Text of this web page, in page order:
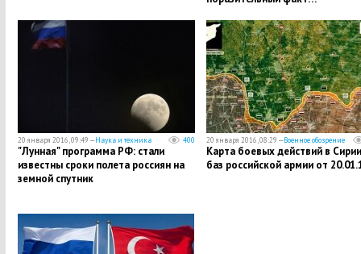
20 января 2016, 09:49 —Наука и техника 400
"Лунная" программа РФ: стали
известны сроки полета россиян на
земной спутник
20 января 2016, 08:29 —Военное обозрение
Карта боевых действий в
баз российской армии от